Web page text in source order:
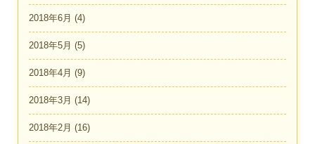
2018年6月 (4)
2018年5月 (5)
2018年4月 (9)
2018年3月 (14)
2018年2月 (16)